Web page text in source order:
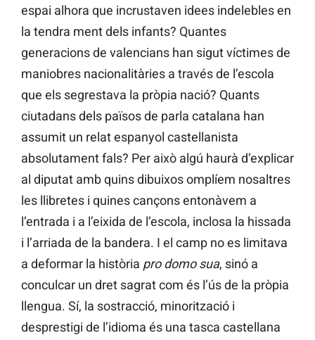
espai alhora que incrustaven idees indelebles en
la tendra ment dels infants? Quantes
generacions de valencians han sigut víctimes de
maniobres nacionalitàries a través de l’escola
que els segrestava la pròpia nació? Quants
ciutadans dels països de parla catalana han
assumit un relat espanyol castellanista
absolutament fals? Per això algú haurà d’explicar
al diputat amb quins dibuixos omplíem nosaltres
les llibretes i quines cançons entonàvem a
l’entrada i a l’eixida de l’escola, inclosa la hissada
i l’arriada de la bandera. I el camp no es limitava
a deformar la història pro domo sua, sinó a
conculcar un dret sagrat com és l’ús de la pròpia
llengua. Sí, la sostracció, minorització i
desprestigi de l’idioma és una tasca castellana